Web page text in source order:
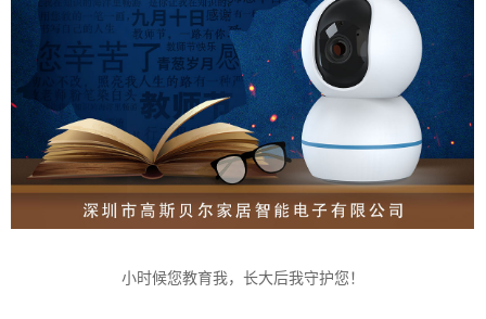
小时候您教育我，长大后我守护您！